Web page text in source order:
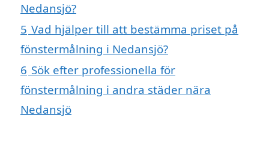
Nedansjö?
5 Vad hjälper till att bestämma priset på
fönstermålning i Nedansjö?
6 Sök efter professionella för
fönstermålning i andra städer nära
Nedansjö